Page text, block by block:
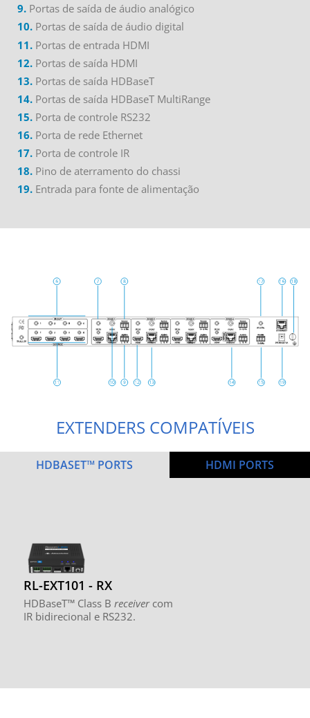
9. Portas de saída de áudio analógico
10. Portas de saída de áudio digital
11. Portas de entrada HDMI
12. Portas de saída HDMI
13. Portas de saída HDBaseT
14. Portas de saída HDBaseT MultiRange
15. Porta de controle RS232
16. Porta de rede Ethernet
17. Porta de controle IR
18. Pino de aterramento do chassi
19. Entrada para fonte de alimentação
EXTENDERS COMPATÍVEIS
HDBASET™ PORTS HDMI PORTS
RL-EXT101 - RX
HDBaseT™ Class B receiver com
IR bidirecional e RS232.